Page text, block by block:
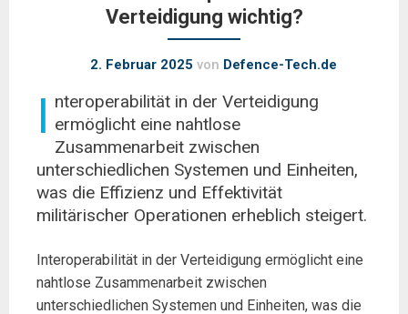
Verteidigung wichtig?
2. Februar 2025 von Defence-Tech.de
I nteroperabilität in der Verteidigung
ermöglicht eine nahtlose
Zusammenarbeit zwischen
unterschiedlichen Systemen und Einheiten,
was die Effizienz und Effektivität
militärischer Operationen erheblich steigert.
Interoperabilität in der Verteidigung ermöglicht eine
nahtlose Zusammenarbeit zwischen
unterschiedlichen Systemen und Einheiten, was die